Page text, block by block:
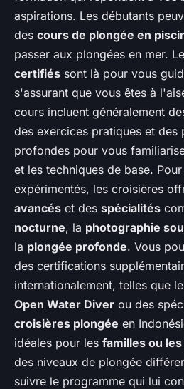
aspirations. Les débutants
des cours de plongée en
passer aux plongées en mer.
certifiés sont là pour vous
s'assurant que vous êtes à
cours incluent généralement
des exercices pratiques et des
profondes pour vous
et les techniques de base.
expérimentés, les croisières
avancés et des spécialités
nocturne, la photographie
la plongée profonde. Vous
des certifications
internationalement, telles que le
Open Water Diver ou des
croisières plongée en
idéales pour les familles ou
des niveaux de plongée
suivre le programme qui lui